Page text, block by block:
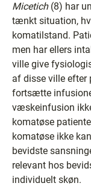
Micetich(8) har
tænkt situation,
komatilstand.
men har ellers
ville give
af disse ville efter
fortsætte
væskeinfusion
komatøse
komatøse ikke
bevidste
relevant hos
individuelt skøn.